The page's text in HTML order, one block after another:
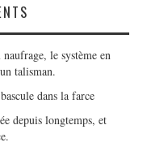
le système en
talisman.
dans la farce
depuis longtemps, et